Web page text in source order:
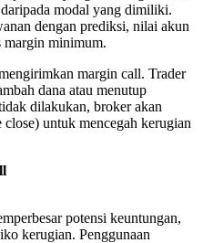
modal yang dimiliki.
dengan prediksi, nilai akun
margin minimum.
margin call. Trader
dana atau menutup
dilakukan, broker akan
close) untuk mencegah kerugian
potensi keuntungan,
kerugian. Penggunaan